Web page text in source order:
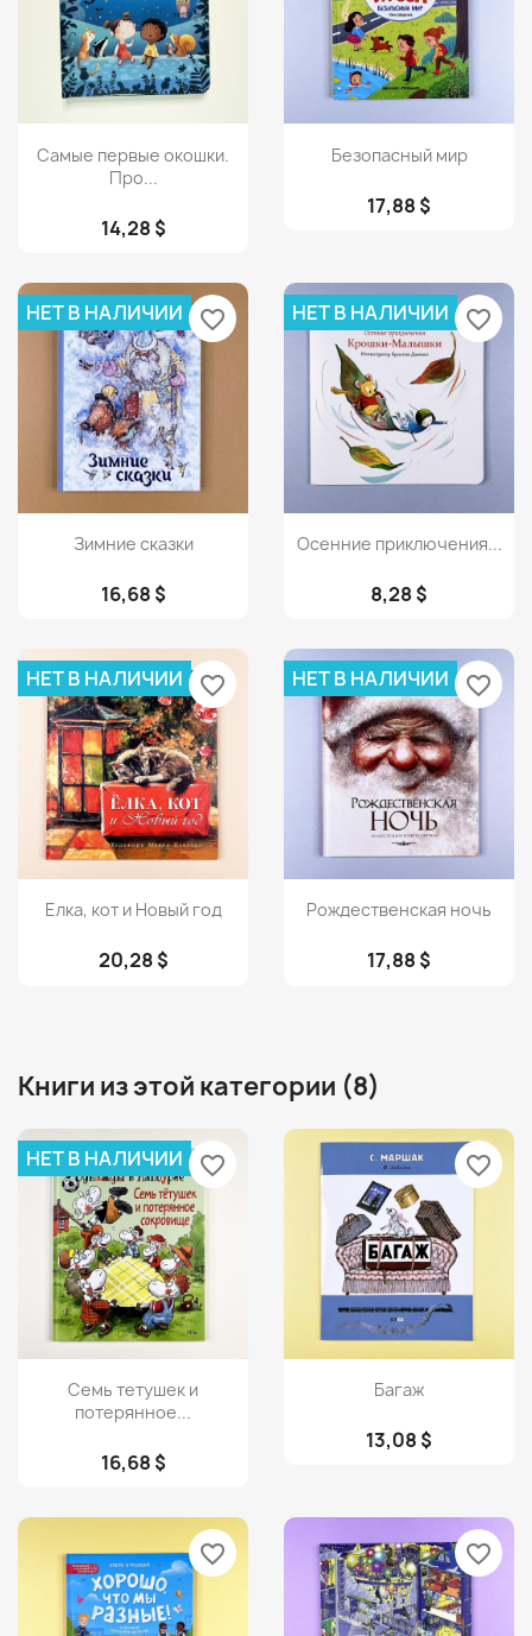
 Просмотр
Самые первые окошки.
Про...
14,28 $
Просмотр
Безопасный мир
17,88 $
Просмотр
Зимние сказки
16,68 $
НЕТ В НАЛИЧИИ favorite_border
Просмотр
Осенние приключения...
8,28 $
НЕТ В НАЛИЧИИ favorite_border
Просмотр
Елка, кот и Новый год
20,28 $
НЕТ В НАЛИЧИИ favorite_border
Просмотр
Рождественская ночь
17,88 $
НЕТ В НАЛИЧИИ favorite_border
Книги из этой категории (8)
Просмотр
Семь тетушек и
потерянное...
16,68 $
НЕТ В НАЛИЧИИ favorite_border
Просмотр
Багаж
13,08 $
favorite_border
favorite_border favorite_border